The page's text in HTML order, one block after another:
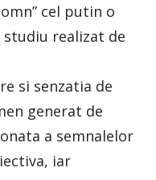
cel putin o
realizat de
si senzatia de
generat de
a semnalelor
iar